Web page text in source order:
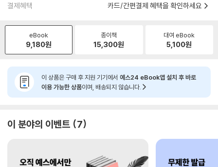
결제혜택 카드/간편결제 혜택을 확인하세요
eBook
9,180원
종이책
15,300원
대여 eBook
5,100원
이 상품은 구매 후 지원 기기에서 예스24 eBook앱 설치 후 바로
이용 가능한 상품이며, 배송되지 않습니다.
이 분야의 이벤트 7